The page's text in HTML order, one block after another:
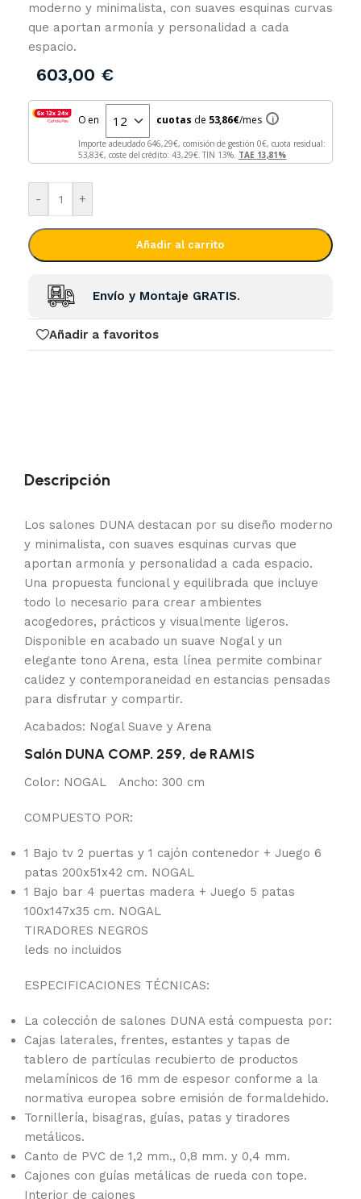
moderno y minimalista, con suaves esquinas curvas
que aportan armonía y personalidad a cada
espacio.
603,00 €
O en cuotas de 53,86€/mes i
Importe adeudado 646,29 €, comisión de gestión 0
€, cuota residual:
53,83
€, coste del crédito: 43,29€. TIN 13%. TAE 13,81%
- +
Añadir al carrito
Envío y Montaje GRATIS.
Añadir a favoritos
Descripción
Los salones DUNA destacan por su diseño moderno
y minimalista, con suaves esquinas curvas que
aportan armonía y personalidad a cada espacio.
Una propuesta funcional y equilibrada que incluye
todo lo necesario para crear ambientes
acogedores, prácticos y visualmente ligeros.
Disponible en acabado un suave Nogal y un
elegante tono Arena, esta línea permite combinar
calidez y contemporaneidad en estancias pensadas
para disfrutar y compartir.
Acabados: Nogal Suave y Arena
Salón DUNA COMP. 259, de RAMIS
Color: NOGAL Ancho: 300 cm
COMPUESTO POR:
1 Bajo tv 2 puertas y 1 cajón contenedor + Juego 6
patas 200x51x42 cm. NOGAL
1 Bajo bar 4 puertas madera + Juego 5 patas
100x147x35 cm. NOGAL
TIRADORES NEGROS
leds no incluidos
ESPECIFICACIONES TÉCNICAS:
La colección de salones DUNA está compuesta por:
Cajas laterales, frentes, estantes y tapas de
tablero de partículas recubierto de productos
melamínicos de 16 mm de espesor conforme a la
normativa europea sobre emisión de formaldehido.
Tornillería, bisagras, guías, patas y tiradores
metálicos.
Canto de PVC de 1,2 mm., 0,8 mm. y 0,4 mm.
Cajones con guías metálicas de rueda con tope.
Interior de cajones